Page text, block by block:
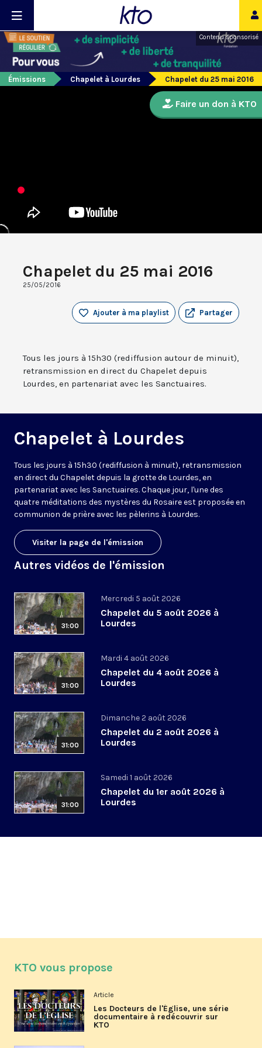
Contenu sponsorisé
Émissions Chapelet à Lourdes Chapelet du 25 mai 2016
Chapelet du 25 mai 2016
25/05/2016
Partager
Ajouter à ma playlist
Tous les jours à 15h30 (rediffusion autour de minuit),
retransmission en direct du Chapelet depuis
Lourdes, en partenariat avec les Sanctuaires.
Chapelet à Lourdes
Tous les jours à 15h30 (rediffusion à minuit), retransmission
en direct du Chapelet depuis la grotte de Lourdes, en
partenariat avec les Sanctuaires. Chaque jour, l'une des
quatre méditations des mystères du Rosaire est proposée en
communion de prière avec les pèlerins à Lourdes.
Visiter la page de l'émission
Autres vidéos de l'émission
31:00
Mercredi 5 août 2026
Chapelet du 5 août 2026 à
Lourdes
31:00
Mardi 4 août 2026
Chapelet du 4 août 2026 à
Lourdes
31:00
Dimanche 2 août 2026
Chapelet du 2 août 2026 à
Lourdes
31:00
Samedi 1 août 2026
Chapelet du 1er août 2026 à
Lourdes
Faire un don à KTO
KTO vous propose
Article
Les Docteurs de l'Église, une série
documentaire à redécouvrir sur
KTO